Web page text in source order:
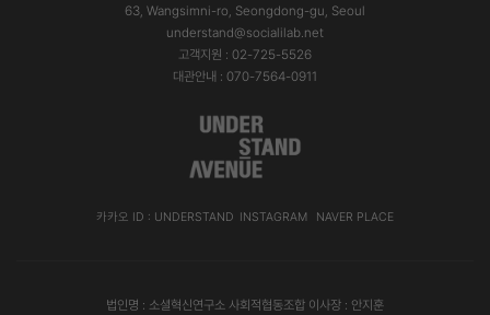
63, Wangsimni-ro, Seongdong-gu, Seoul
understand@socialilab.net
고객지원 : 02-725-5526
대관안내 : 070-7564-0911
카카오 ID : UNDERSTAND INSTAGRAM NAVER PLACE
법인명 : 소셜혁신연구소 사회적협동조합 이사장 : 안지훈